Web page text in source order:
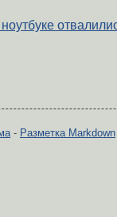
- Разметка Markdown